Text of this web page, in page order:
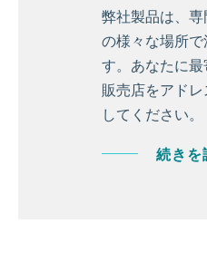
弊社製品は、
の様々な場所で
す。あなたに
販売店をアド
してください。
続きを